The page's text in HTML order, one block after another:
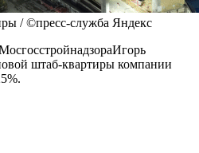
/ ©пресс-служба Яндекс
штаб-квартиры компании